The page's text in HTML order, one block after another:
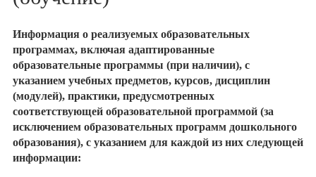
Информация о реализуемых образовательных
программах, включая адаптированные
образовательные программы (при наличии), с
указанием учебных предметов, курсов, дисциплин
(модулей), практики, предусмотренных
соответствующей образовательной программой (за
исключением образовательных программ дошкольного
образования), с указанием для каждой из них следующей
информации: